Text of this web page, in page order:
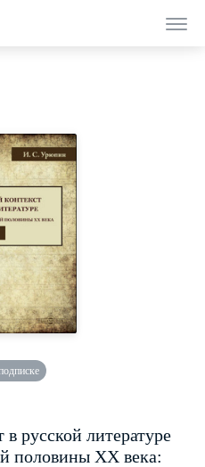
русской литературе
половины ХХ века: